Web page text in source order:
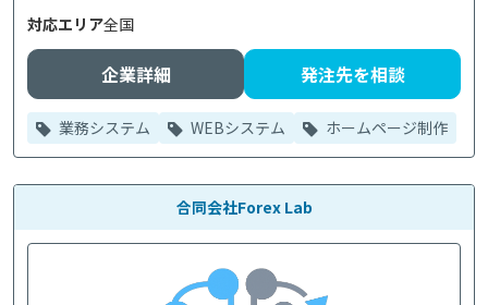
対応エリア全国
企業詳細 発注先を相談
業務システム WEBシステム ホームページ制作
合同会社Forex Lab